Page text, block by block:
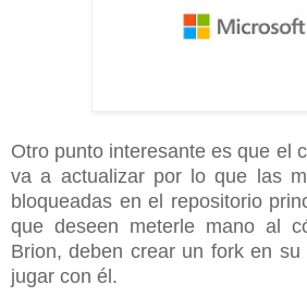
Otro punto interesante es que el
va a actualizar por lo que las
bloqueadas en el repositorio
que deseen meterle mano al
Brion, deben crear un fork en
jugar con él.